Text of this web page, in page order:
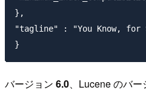
},
"tagline" : "You Know, for
バージョン 6.0、Lucene のバー